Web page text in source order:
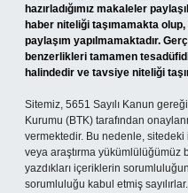
hazırladığımız makaleler
haber niteliği taşımamakta
paylaşım yapılmamaktadır.
benzerlikleri tamamen
halindedir ve tavsiye niteliği
Sitemiz, 5651 Sayılı Kanun
Kurumu (BTK) tarafından
vermektedir. Bu nedenle,
veya araştırma yükümlülüğümüz
yazdıkları içeriklerin
sorumluluğu kabul etmiş sayılırlar.